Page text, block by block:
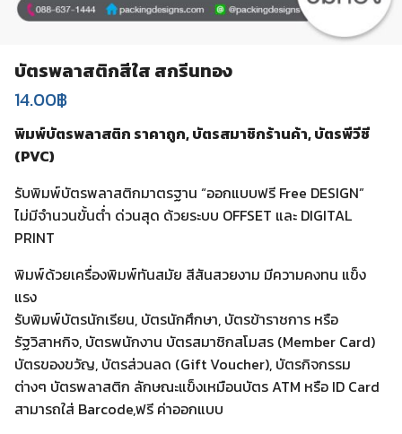
บัตรพลาสติกสีใส สกรีนทอง
14.00฿
พิมพ์บัตรพลาสติก ราคาถูก, บัตรสมาชิกร้านค้า, บัตรพีวีซี
(PVC)
รับพิมพ์บัตรพลาสติกมาตรฐาน “ออกแบบฟรี Free DESIGN”
ไม่มีจำนวนขั้นต่ำ ด่วนสุด ด้วยระบบ OFFSET และ DIGITAL
PRINT
พิมพ์ด้วยเครื่องพิมพ์ทันสมัย สีสันสวยงาม มีความคงทน แข็ง
แรง
รับพิมพ์บัตรนักเรียน, บัตรนักศึกษา, บัตรข้าราชการ หรือ
รัฐวิสาหกิจ, บัตรพนักงาน บัตรสมาชิกสโมสร (Member Card)
บัตรของขวัญ, บัตรส่วนลด (Gift Voucher), บัตรกิจกรรม
ต่างๆ บัตรพลาสติก ลักษณะแข็งเหมือนบัตร ATM หรือ ID Card
สามารถใส่ Barcode,ฟรี ค่าออกแบบ